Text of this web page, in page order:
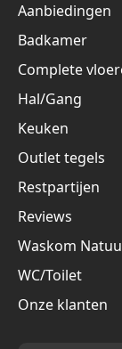
Aanbiedingen
Badkamer
Complete
Hal/Gang
Keuken
Outlet tegels
Restpartijen
Reviews
Waskom
WC/Toilet
Onze klanten